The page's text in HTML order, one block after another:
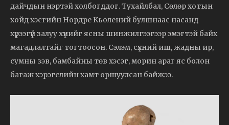
дайчдын нэртэй холбогддог. Тухайлбал, Сөлөр хотын
хойд хэсгийн Нордре Кьолений булшнаас насанд
хүрээгүй залуу хүнийг ясны шинжилгээгээр эмэгтэй байх
магадлалтайг тогтоосон. Сэлэм, сүхний иш, жадны ир,
сумны зэв, бамбайны төв хэсэг, морин араг яс болон
багаж хэрэгслийн хамт оршуулсан байжээ.